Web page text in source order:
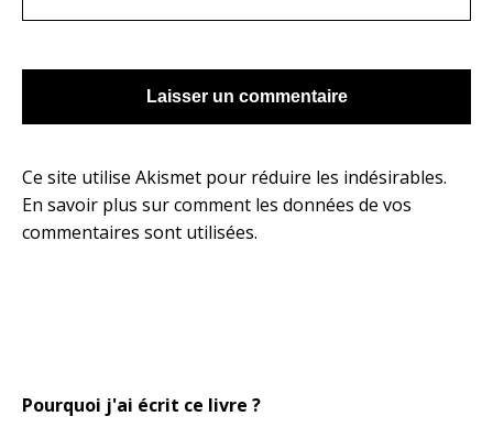
Ce site utilise Akismet pour réduire les indésirables.
En savoir plus sur comment les données de vos
commentaires sont utilisées.
Pourquoi j'ai écrit ce livre ?